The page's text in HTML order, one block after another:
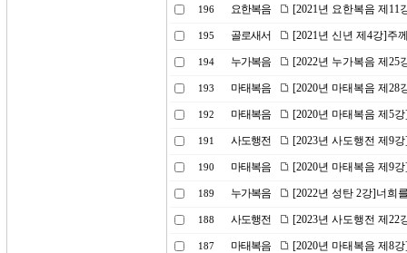
196 요한복음 [2021년 요한복음 제11
195 골로새서 [2021년 신년 제4강]주
194 누가복음 [2022년 누가복음 제25
193 마태복음 [2020년 마태복음 제28
192 마태복음 [2020년 마태복음 제5
191 사도행전 [2023년 사도행전 제9
190 마태복음 [2020년 마태복음 제9
189 누가복음 [2022년 성탄 2강]너희
188 사도행전 [2023년 사도행전 제22
187 마태복음 [2020년 마태복음 제8